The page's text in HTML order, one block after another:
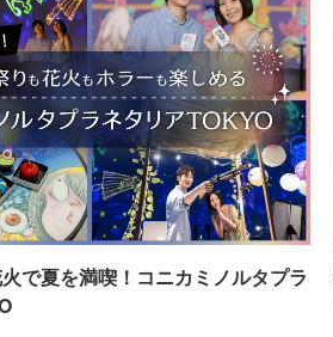
で夏を満喫！コニカミノルタプラ